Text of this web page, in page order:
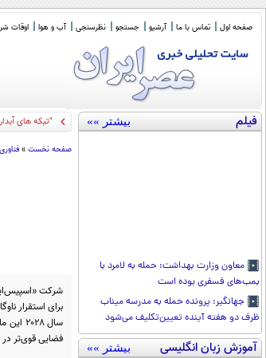
صفحه اول تماس با ما آرشیو جستجو نظرسنجی آب و هوا اوقات
فیلم بیشتر »»
معاون وزارت بهداشت: حمله به لامرد با
بمب‌های فسفری بوده است
جهانگیر: پرونده حمله به مدرسه میناب
ظرف دو هفته آینده تعیین‌تکلیف می‌شود
آموزش زبان انگلیسی بیشتر »»
"تیکه های
صفحه نخست » فناوری
برای استقرار
سال
فضایی قوی‌تر در